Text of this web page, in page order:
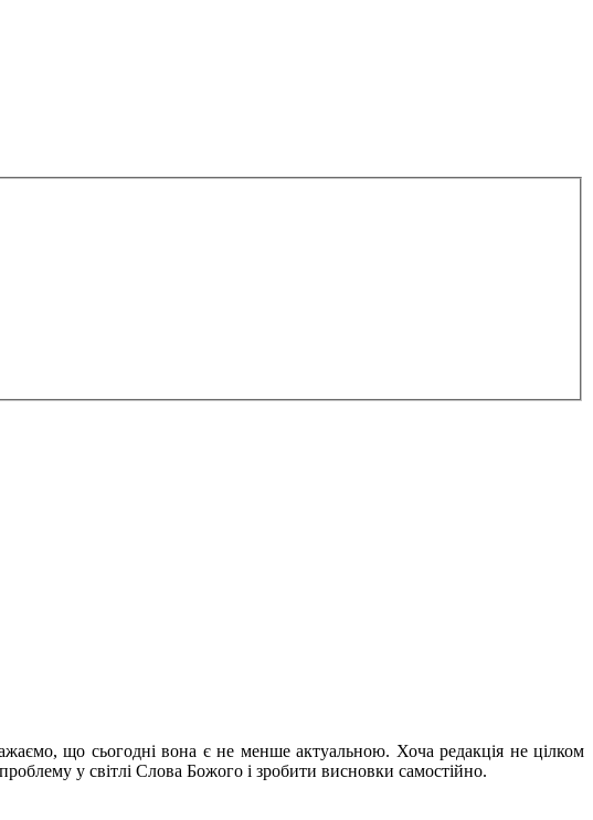
що сьогодні вона є не менше актуальною. Хоча редакція не цілком
у світлі Слова Божого і зробити висновки самостійно.